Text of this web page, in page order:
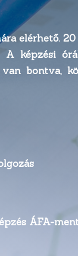
elérhető.
képzési
bontva,
ÁFA-